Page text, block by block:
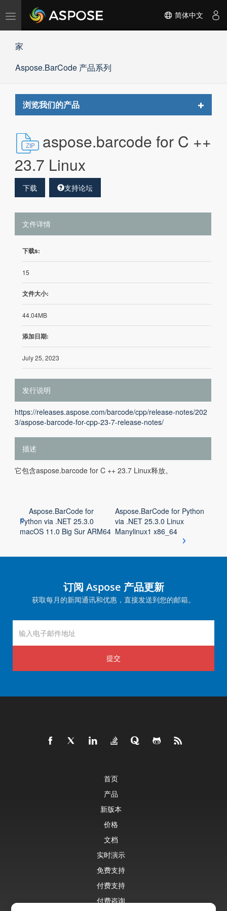
切
航
简体中文
家
Aspose.BarCode 产品系列
浏览我们的产品
Toggle
aspose.barcode for C ++
23.7 Linux
下载 支持论坛
文件详情
下载s:
15
文件大小:
44.04MB
添加日期:
July 25, 2023
发行说明
https://releases.aspose.com/barcode/cpp/release-notes/202
3/aspose-barcode-for-cpp-23-7-release-notes/
描述
它包含aspose.barcode for C ++ 23.7 Linux释放。
Aspose.BarCode for
Python via .NET 25.3.0
macOS 11.0 Big Sur ARM64
Aspose.BarCode for Python
via .NET 25.3.0 Linux
Manylinux1 x86_64
订阅 Aspose 产品更新
获取每月的新闻通讯和优惠，直接发送到您的邮箱。
提交
首页
产品
新版本
价格
文档
实时演示
免费支持
付费支持
付费咨询